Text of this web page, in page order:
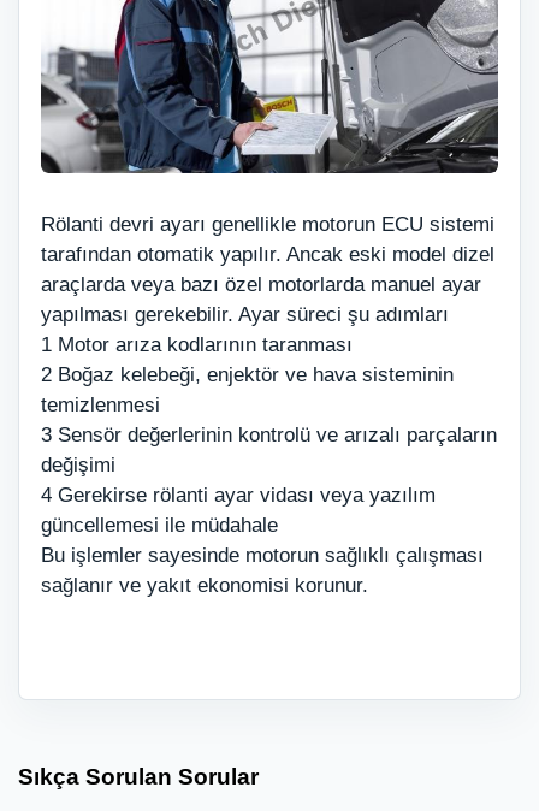
Rölanti devri ayarı genellikle motorun ECU sistemi
tarafından otomatik yapılır. Ancak eski model dizel
araçlarda veya bazı özel motorlarda manuel ayar
yapılması gerekebilir. Ayar süreci şu adımları
1 Motor arıza kodlarının taranması
2 Boğaz kelebeği, enjektör ve hava sisteminin
temizlenmesi
3 Sensör değerlerinin kontrolü ve arızalı parçaların
değişimi
4 Gerekirse rölanti ayar vidası veya yazılım
güncellemesi ile müdahale
Bu işlemler sayesinde motorun sağlıklı çalışması
sağlanır ve yakıt ekonomisi korunur.
Sıkça Sorulan Sorular